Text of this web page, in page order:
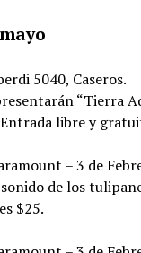
5040, Caseros.
“Tierra
libre y
– 3 de
de los
$25.